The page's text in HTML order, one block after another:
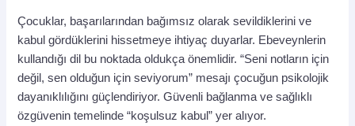
Çocuklar, başarılarından bağımsız olarak sevildiklerini ve
kabul gördüklerini hissetmeye ihtiyaç duyarlar. Ebeveynlerin
kullandığı dil bu noktada oldukça önemlidir. “Seni notların için
değil, sen olduğun için seviyorum” mesajı çocuğun psikolojik
dayanıklılığını güçlendiriyor. Güvenli bağlanma ve sağlıklı
özgüvenin temelinde “koşulsuz kabul” yer alıyor.